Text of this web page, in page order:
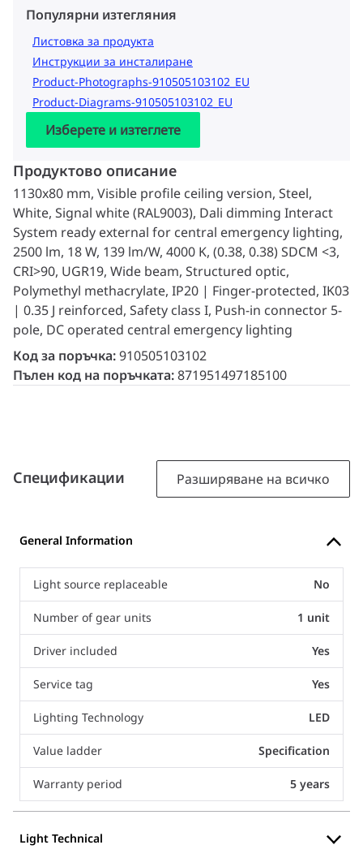
Популярни изтегляния
Листовка за продукта
Инструкции за инсталиране
Product-Photographs-910505103102_EU
Product-Diagrams-910505103102_EU
Изберете и изтеглете
Продуктово описание
1130x80 mm, Visible profile ceiling version, Steel,
White, Signal white (RAL9003), Dali dimming Interact
System ready external for central emergency lighting,
2500 lm, 18 W, 139 lm/W, 4000 K, (0.38, 0.38) SDCM <3,
CRI>90, UGR19, Wide beam, Structured optic,
Polymethyl methacrylate, IP20 | Finger-protected, IK03
| 0.35 J reinforced, Safety class I, Push-in connector 5-
pole, DC operated central emergency lighting
Код за поръчка:910505103102
Пълен код на поръчката:871951497185100
Спецификации Разширяване на всичко
General Information
Light source replaceable No
Number of gear units 1 unit
Driver included Yes
Service tag Yes
Lighting Technology LED
Value ladder Specification
Warranty period 5 years
Light Technical